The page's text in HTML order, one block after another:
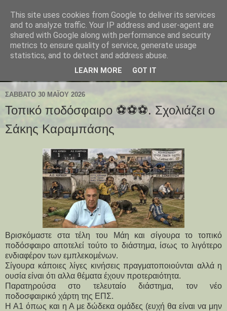
ΣΆΒΒΑΤΟ 30 ΜΑΪ́ΟΥ 2026
Τοπικό ποδόσφαιρο ⚽⚽⚽. Σχολιάζει ο
Σάκης Καραμπάσης
Βρισκόμαστε στα τέλη του Μάη και σίγουρα το τοπικό
ποδόσφαιρο αποτελεί τούτο το διάστημα, ίσως το λιγότερο
ενδιαφέρον των εμπλεκομένων.
Σίγουρα κάποιες λίγες κινήσεις πραγματοποιούνται αλλά η
ουσία είναι ότι αλλα θέματα έχουν προτεραιότητα.
Παρατηρούσα στο τελευταίο διάστημα, τον νέο
ποδοσφαιρικό χάρτη της ΕΠΣ.
Η Α1 όπως και η Α με δώδεκα ομάδες (ευχή θα είναι να μην
This site uses cookies from Google to deliver its services
and to analyze traffic. Your IP address and user-agent are
shared with Google along with performance and security
metrics to ensure quality of service, generate usage
statistics, and to detect and address abuse.
LEARN MORE GOT IT